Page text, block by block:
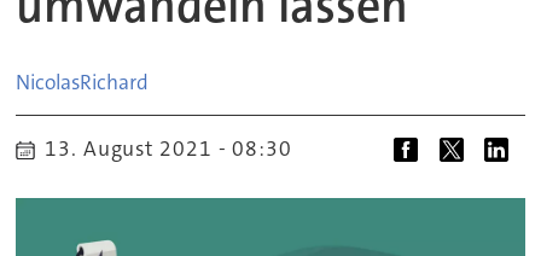
NicolasRichard
13. August 2021 - 08:30